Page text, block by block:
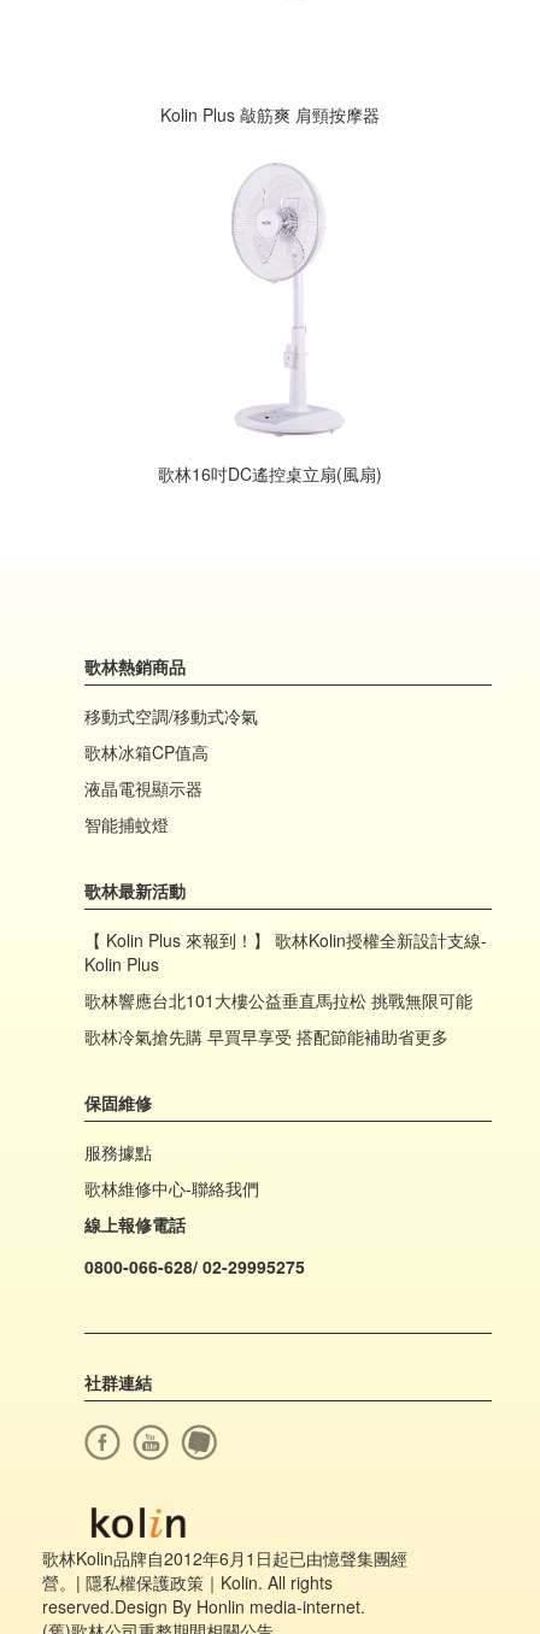
Kolin Plus 敲筋爽 肩頸按摩器
歌林16吋DC遙控桌立扇(風扇)
歌林熱銷商品
移動式空調/移動式冷氣
歌林冰箱CP值高
液晶電視顯示器
智能捕蚊燈
歌林最新活動
【 Kolin Plus 來報到！】 歌林Kolin授權全新設計支線-
Kolin Plus
歌林響應台北101大樓公益垂直馬拉松 挑戰無限可能
歌林冷氣搶先購 早買早享受 搭配節能補助省更多
保固維修
服務據點
歌林維修中心-聯絡我們
線上報修電話
0800-066-628/ 02-29995275
社群連結
歌林Kolin品牌自2012年6月1日起已由憶聲集團經
營。| 隱私權保護政策 ｜Kolin. All rights
reserved.Design By Honlin media-internet.